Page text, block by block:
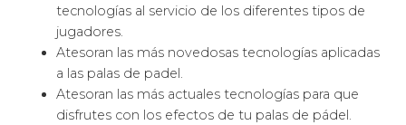
tecnologías al servicio de los diferentes tipos de
jugadores.
Atesoran las más novedosas tecnologías aplicadas
a las palas de padel.
Atesoran las más actuales tecnologías para que
disfrutes con los efectos de tu palas de pádel.